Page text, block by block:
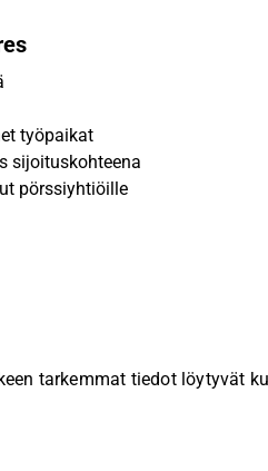
työpaikat
sijoituskohteena
pörssiyhtiöille
tarkemmat tiedot löytyvät